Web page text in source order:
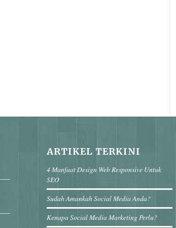
ARTIKEL TERKINI
4 Manfaat Design Web Responsive Untuk
SEO
Sudah Amankah Social Media Anda?
Kenapa Social Media Marketing Perlu?